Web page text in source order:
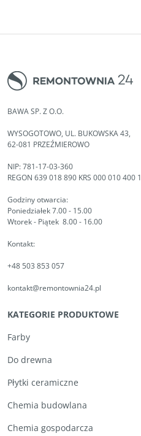
BAWA SP. Z O.O.
WYSOGOTOWO, UL. BUKOWSKA 43,
62-081 PRZEŹMIEROWO
NIP: 781-17-03-360
REGON 639 018 890 KRS 000 010 400 1
Godziny otwarcia:
Poniedziałek 7.00 - 15.00
Wtorek - Piątek 8.00 - 16.00
Kontakt:
+48 503 853 057
kontakt@remontownia24.pl
KATEGORIE PRODUKTOWE
Farby
Do drewna
Płytki ceramiczne
Chemia budowlana
Chemia gospodarcza